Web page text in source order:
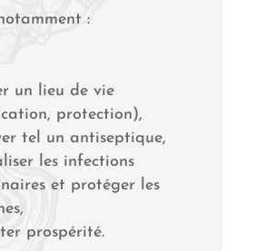
:
un lieu de vie
protection),
tel un antiseptique,
les infections
et protéger les
prospérité.